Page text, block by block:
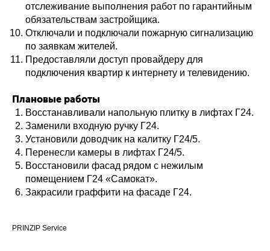
отслеживание выполнения работ по гарантийным
обязательствам застройщика.
Отключали и подключали пожарную сигнализацию
по заявкам жителей.
Предоставляли доступ провайдеру для
подключения квартир к интернету и телевидению.
Плановые работы
Восстанавливали напольную плитку в лифтах Г24.
Заменили входную ручку Г24.
Установили доводчик на калитку Г24/5.
Перенесли камеры в лифтах Г24/5.
Восстановили фасад рядом с нежилым
помещением Г24 «Самокат».
Закрасили граффити на фасаде Г24.
PRINZIP Service